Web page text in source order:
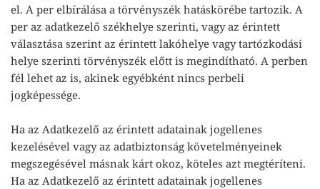
el. A per elbírálása a törvényszék hatáskörébe tartozik. A
per az adatkezelő székhelye szerinti, vagy az érintett
választása szerint az érintett lakóhelye vagy tartózkodási
helye szerinti törvényszék előtt is megindítható. A perben
fél lehet az is, akinek egyébként nincs perbeli
jogképessége.
Ha az Adatkezelő az érintett adatainak jogellenes
kezelésével vagy az adatbiztonság követelményeinek
megszegésével másnak kárt okoz, köteles azt megtéríteni.
Ha az Adatkezelő az érintett adatainak jogellenes